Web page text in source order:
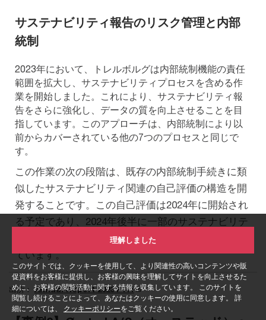
このサイトでは、クッキーを使用して、より関連性の高いコンテンツや販
促資料をお客様に提供し、お客様の興味を理解してサイトを向上させるた
めに、お客様の閲覧活動に関する情報を収集しています。 このサイトを
閲覧し続けることによって、あなたはクッキーの使用に同意します。 詳
細については、 クッキーポリシーをご覧ください。
理解しました
サステナビリティ報告のリスク管理と内部
統制
2023年において、トレルボルグは内部統制機能の責任
範囲を拡大し、サステナビリティプロセスを含める作
業を開始しました。これにより、サステナビリティ報
告をさらに強化し、データの質を向上させることを目
指しています。このアプローチは、内部統制により以
前からカバーされている他の7つのプロセスと同じで
す。
この作業の次の段階は、既存の内部統制手続きに類
似したサステナビリティ関連の自己評価の構造を開
発することです。この自己評価は2024年に開始され
る予定であり、2024年後半に一部のサステナビリテ
ィ項目を内部監査の対象とするオプションも検討し
ています。
出所：Annual Report 2023 P111